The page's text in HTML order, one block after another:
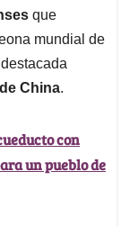
que
mundial de
China.
con
un pueblo de